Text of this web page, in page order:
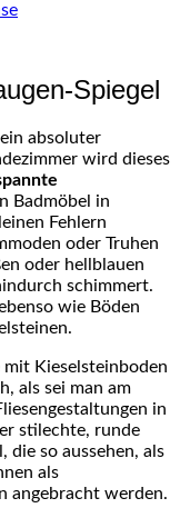
Spiegel
absoluter
wird dieses
Badmöbel in
Fehlern
oder Truhen
oder hellblauen
schimmert.
wie Böden
mit Kieselsteinboden
als sei man am
in
stilechte, runde
die so aussehen, als
als
angebracht werden.